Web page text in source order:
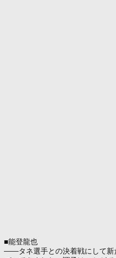
■能登龍也
――タネ選手との決着戦にして新